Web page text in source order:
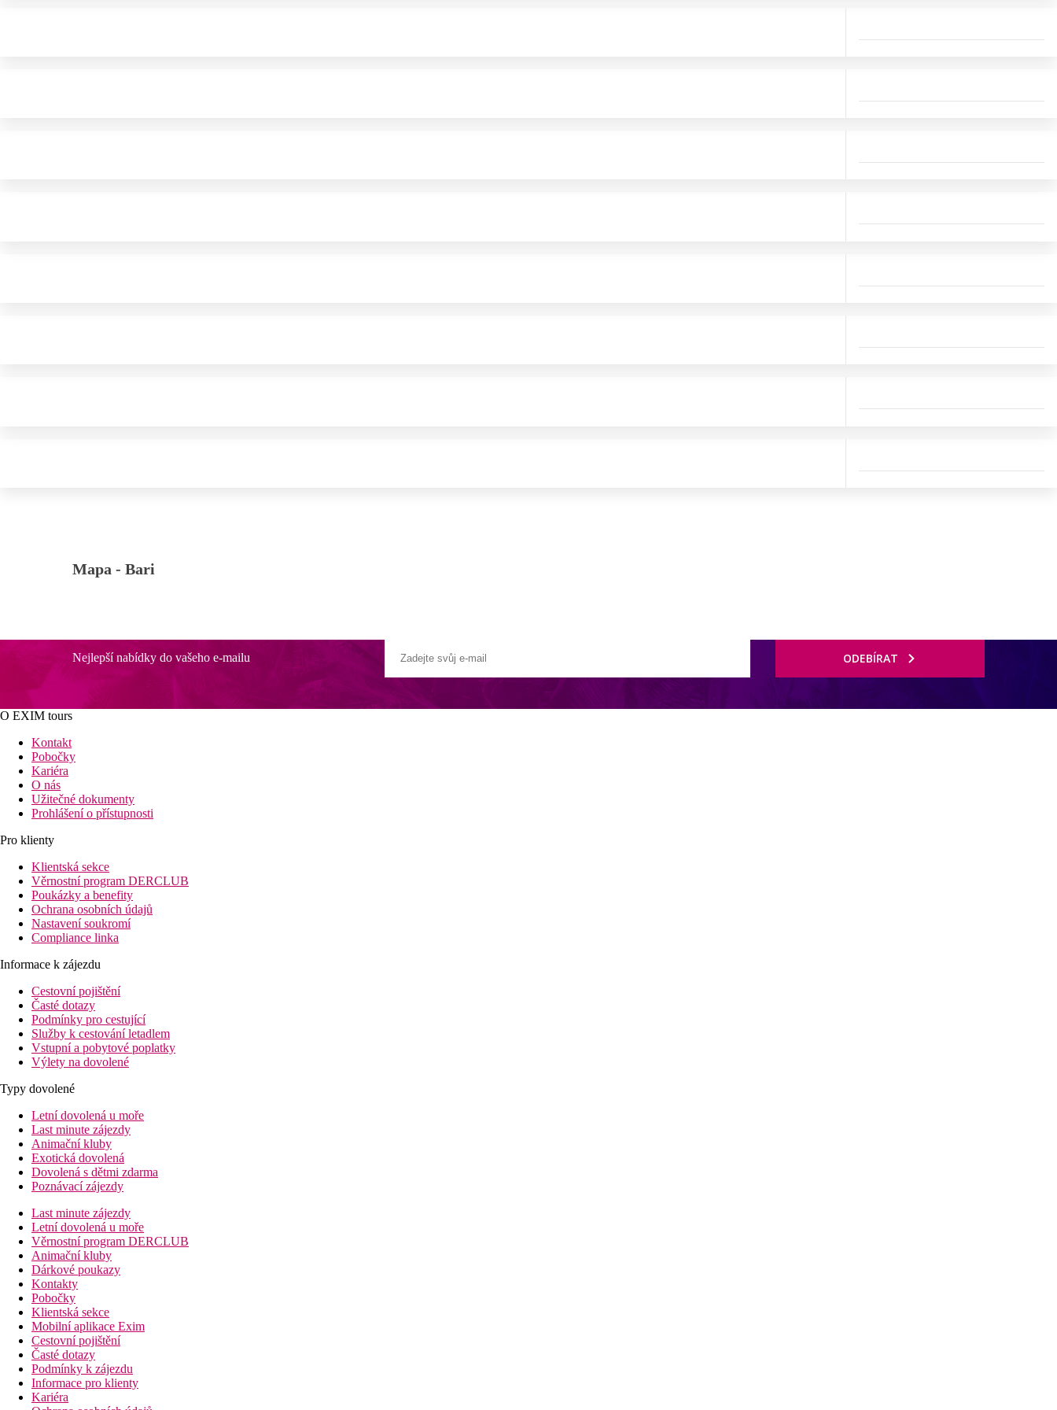
Mapa - Bari
Nejlepší nabídky do vašeho e-mailu ODEBÍRAT
O EXIM tours
Kontakt
Pobočky
Kariéra
O nás
Užitečné dokumenty
Prohlášení o přístupnosti
Pro klienty
Klientská sekce
Věrnostní program DERCLUB
Poukázky a benefity
Ochrana osobních údajů
Nastavení soukromí
Compliance linka
Informace k zájezdu
Cestovní pojištění
Časté dotazy
Podmínky pro cestující
Služby k cestování letadlem
Vstupní a pobytové poplatky
Výlety na dovolené
Typy dovolené
Letní dovolená u moře
Last minute zájezdy
Animační kluby
Exotická dovolená
Dovolená s dětmi zdarma
Poznávací zájezdy
Last minute zájezdy
Letní dovolená u moře
Věrnostní program DERCLUB
Animační kluby
Dárkové poukazy
Kontakty
Pobočky
Klientská sekce
Mobilní aplikace Exim
Cestovní pojištění
Časté dotazy
Podmínky k zájezdu
Informace pro klienty
Kariéra